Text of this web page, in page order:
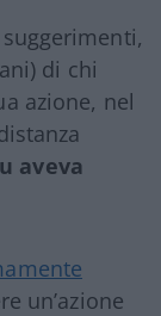
di chi
azione, nel
aveva
un’azione